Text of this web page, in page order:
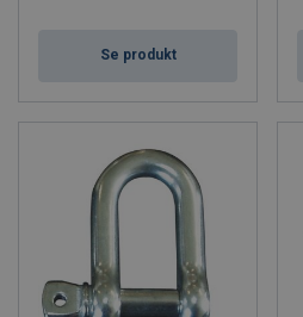
Se produkt